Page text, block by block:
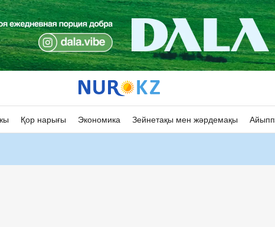
Қор нарығы Экономика Зейнетақы мен жәрдемақы